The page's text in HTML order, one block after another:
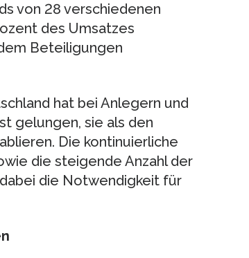
von 28 verschiedenen
des Umsatzes
Beteiligungen
hat bei Anlegern und
gelungen, sie als den
Die kontinuierliche
die steigende Anzahl der
die Notwendigkeit für